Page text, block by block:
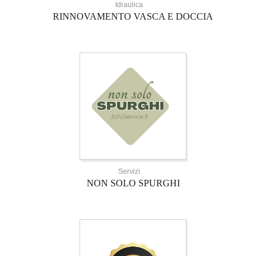
Idraulica
RINNOVAMENTO VASCA E DOCCIA
Servizi
NON SOLO SPURGHI